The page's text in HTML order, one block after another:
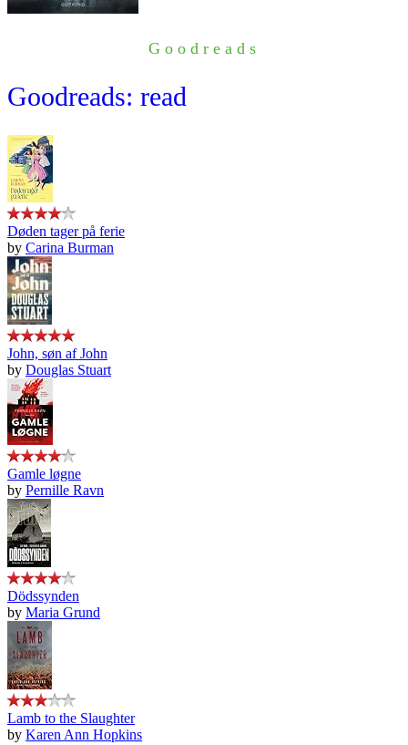
Goodreads
Goodreads: read
Døden tager på ferie
by Carina Burman
John, søn af John
by Douglas Stuart
Gamle løgne
by Pernille Ravn
Dödssynden
by Maria Grund
Lamb to the Slaughter
by Karen Ann Hopkins